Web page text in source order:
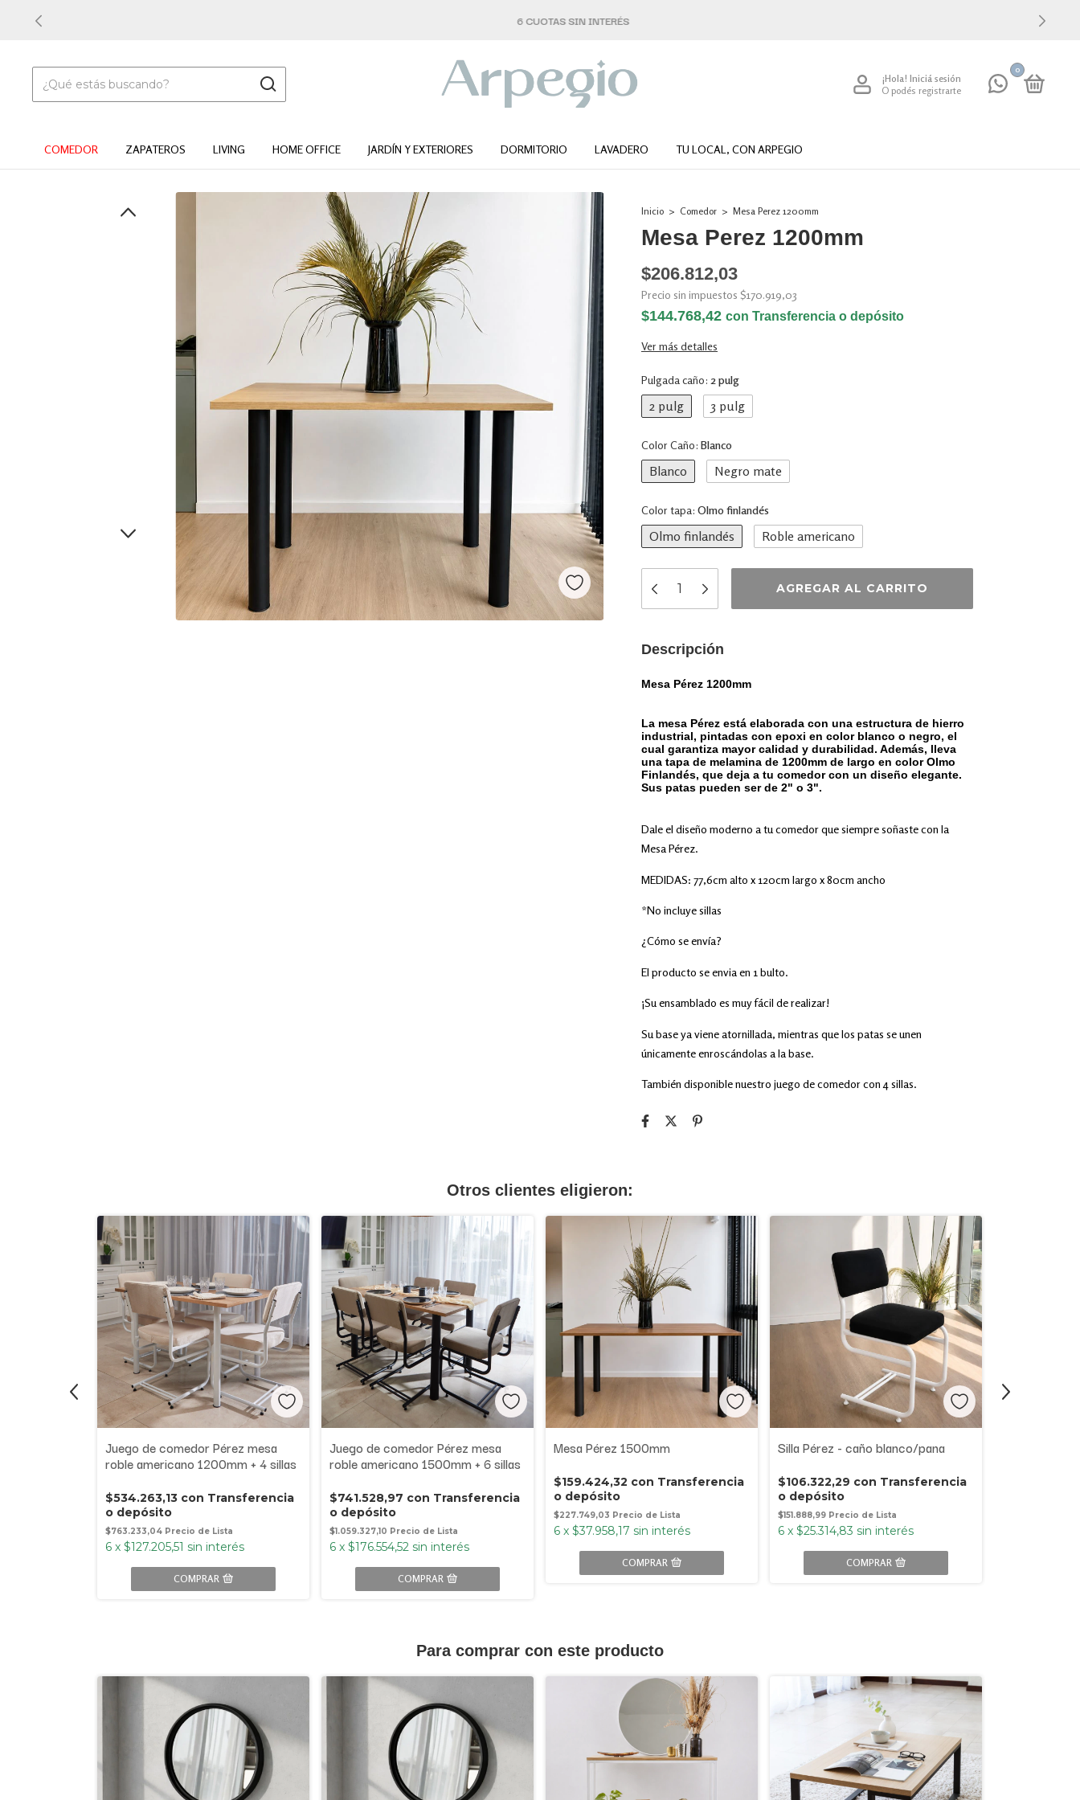
6 CUOTAS SIN INTERÉS
¡Hola! Iniciá sesión
O podés registrarte
0
COMEDOR ZAPATEROS LIVING HOME OFFICE JARDÍN Y EXTERIORES DORMITORIO LAVADERO TU LOCAL, CON ARPEGIO
Inicio > Comedor > Mesa Perez 1200mm
Mesa Perez 1200mm
$206.812,03
Precio sin impuestos $170.919,03
$144.768,42 con Transferencia o depósito
Ver más detalles
Pulgada caño: 2 pulg
2 pulg 3 pulg
Color Caño: Blanco
Blanco Negro mate
Color tapa: Olmo finlandés
Olmo finlandés Roble americano
Descripción
Mesa Pérez 1200mm
La mesa Pérez está elaborada con una estructura de hierro
industrial, pintadas con epoxi en color blanco o negro, el
cual garantiza mayor calidad y durabilidad. Además, lleva
una tapa de melamina de 1200mm de largo en color Olmo
Finlandés, que deja a tu comedor con un diseño elegante.
Sus patas pueden ser de 2" o 3".
Dale el diseño moderno a tu comedor que siempre soñaste con la
Mesa Pérez.
MEDIDAS: 77,6cm alto x 120cm largo x 80cm ancho
*No incluye sillas
¿Cómo se envía?
El producto se envia en 1 bulto.
¡Su ensamblado es muy fácil de realizar!
Su base ya viene atornillada, mientras que los patas se unen
únicamente enroscándolas a la base.
También disponible nuestro juego de comedor con 4 sillas.
Otros clientes eligieron:
Juego de comedor Pérez mesa
roble americano 1200mm + 4 sillas
$763.233,04
$534.263,13 con Transferencia
o depósito
6 x $127.205,51 sin interés
COMPRAR
Juego de comedor Pérez mesa
roble americano 1500mm + 6 sillas
$1.059.327,10
$741.528,97 con Transferencia
o depósito
6 x $176.554,52 sin interés
COMPRAR
Mesa Pérez 1500mm
$227.749,03
$159.424,32 con Transferencia
o depósito
6 x $37.958,17 sin interés
COMPRAR
Silla Pérez - caño blanco/pana
$151.888,99
$106.322,29 con Transferencia
o depósito
6 x $25.314,83 sin interés
COMPRAR
Para comprar con este producto